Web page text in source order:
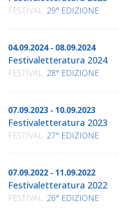
FESTIVAL 29° EDIZIONE
04.09.2024 - 08.09.2024
Festivaletteratura 2024
FESTIVAL 28° EDIZIONE
07.09.2023 - 10.09.2023
Festivaletteratura 2023
FESTIVAL 27° EDIZIONE
07.09.2022 - 11.09.2022
Festivaletteratura 2022
FESTIVAL 26° EDIZIONE